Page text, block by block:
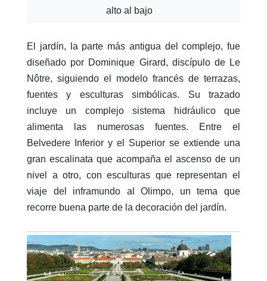
alto al bajo
El jardín, la parte más antigua del complejo, fue
diseñado por Dominique Girard, discípulo de Le
Nôtre, siguiendo el modelo francés de terrazas,
fuentes y esculturas simbólicas. Su trazado
incluye un complejo sistema hidráulico que
alimenta las numerosas fuentes. Entre el
Belvedere Inferior y el Superior se extiende una
gran escalinata que acompaña el ascenso de un
nivel a otro, con esculturas que representan el
viaje del inframundo al Olimpo, un tema que
recorre buena parte de la decoración del jardín.